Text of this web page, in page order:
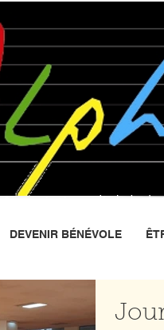
Association
DEVENIR BÉNÉVOLE